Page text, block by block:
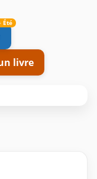
livre